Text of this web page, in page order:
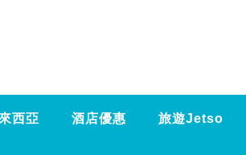
西亞 酒店優惠 旅遊Jetso